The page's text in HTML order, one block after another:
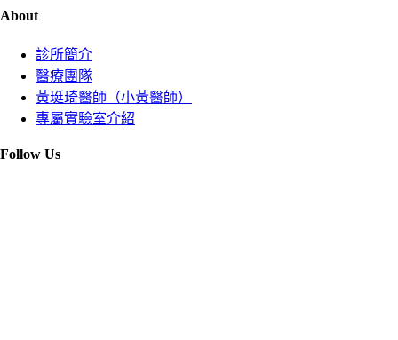
About
診所簡介
醫療團隊
黃珽琦醫師（小黃醫師）
專屬實驗室介紹
Follow Us